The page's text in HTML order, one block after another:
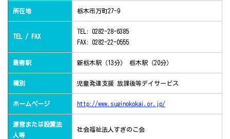
所在地 栃木市万町27-9
TEL / FAX
TEL: 0282-28-6385
FAX: 0282-22-0555
最寄駅 新栃木駅（13分） 栃木駅（20分）
種別 児童発達支援 放課後等デイサービス
ホームページ http://www.suginokokai.or.jp/
運営または設置法
人等
社会福祉法人すぎのこ会